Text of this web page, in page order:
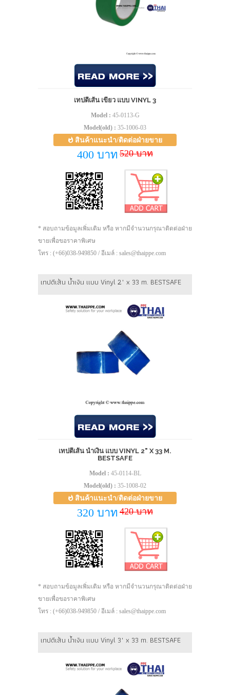
เทปตีเส้น เขียว แบบ VINYL 3
Model : 45-0113-G
Model(old) : 35-1006-03
สินค้าแนะนำ/ติดต่อฝ่ายขาย
400 บาท 520 บาท
* สอบถามข้อมูลเพิ่มเติม หรือ หากมีจำนวนกรุณาติดต่อฝ่าย
ขายเพื่อขอราคาพิเศษ
โทร : (+66)038-949850 / อีเมล์ : sales@thaippe.com
เทปตีเส้น น้ำเงิน แบบ Vinyl 2" x 33 m. BESTSAFE
เทปตีเส้น น้ำเงิน แบบ VINYL 2" X 33 M.
BESTSAFE
Model : 45-0114-BL
Model(old) : 35-1008-02
สินค้าแนะนำ/ติดต่อฝ่ายขาย
320 บาท 420 บาท
* สอบถามข้อมูลเพิ่มเติม หรือ หากมีจำนวนกรุณาติดต่อฝ่าย
ขายเพื่อขอราคาพิเศษ
โทร : (+66)038-949850 / อีเมล์ : sales@thaippe.com
เทปตีเส้น น้ำเงิน แบบ Vinyl 3" x 33 m. BESTSAFE